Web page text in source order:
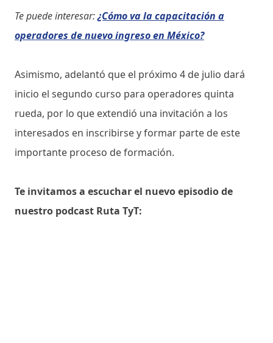
Te puede interesar:¿Cómo va la capacitación a
operadores de nuevo ingreso en México?
Asimismo, adelantó que el próximo 4 de julio dará
inicio el segundo curso para operadores quinta
rueda, por lo que extendió una invitación a los
interesados en inscribirse y formar parte de este
importante proceso de formación.
Te invitamos a escuchar el nuevo episodio de
nuestro podcast Ruta TyT: